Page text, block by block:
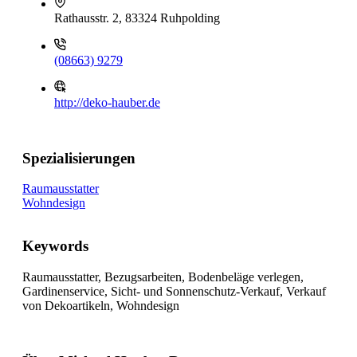
Rathausstr. 2, 83324 Ruhpolding
(08663) 9279
http://deko-hauber.de
Spezialisierungen
Raumausstatter
Wohndesign
Keywords
Raumausstatter, Bezugsarbeiten, Bodenbeläge verlegen,
Gardinenservice, Sicht- und Sonnenschutz-Verkauf, Verkauf
von Dekoartikeln, Wohndesign